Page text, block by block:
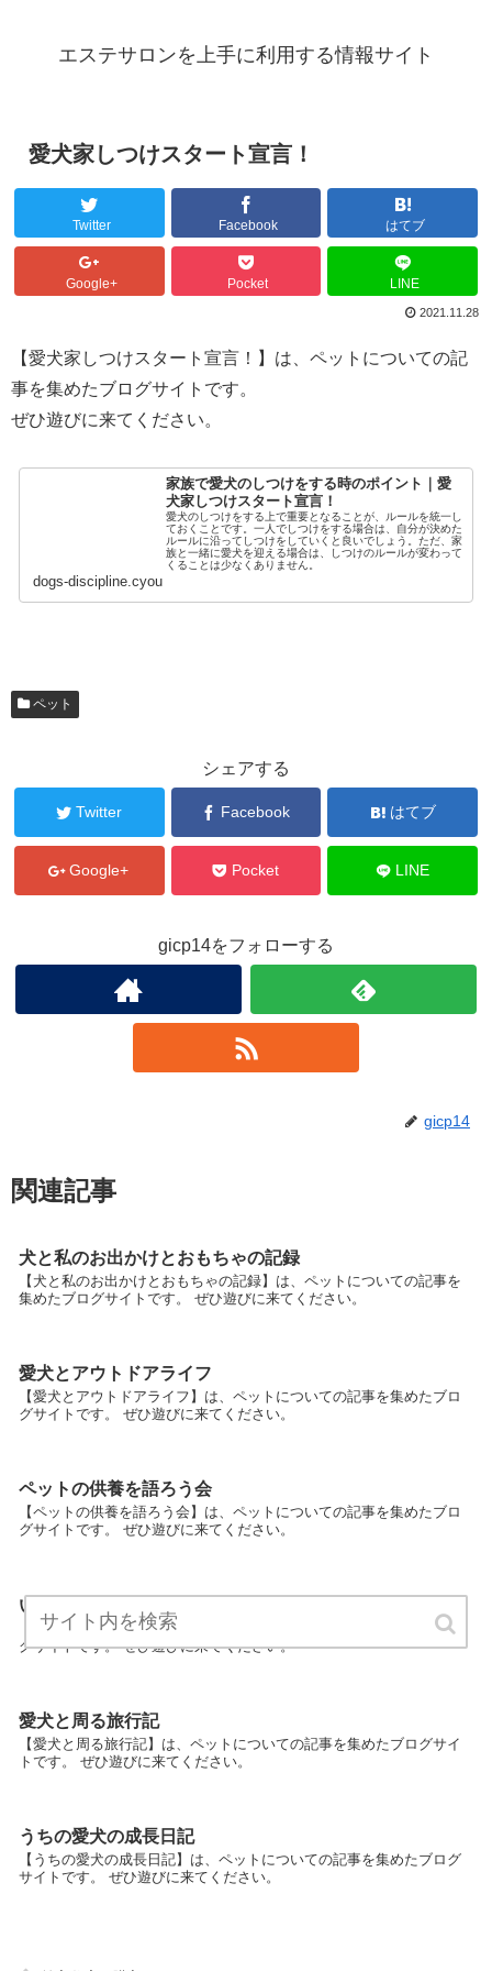
エステサロンを上手に利用する情報サイト
愛犬家しつけスタート宣言！
Twitter Facebook はてブ
Google+ Pocket LINE
2021.11.28
【愛犬家しつけスタート宣言！】は、ペットについての記
事を集めたブログサイトです。
ぜひ遊びに来てください。
家族で愛犬のしつけをする時のポイント｜愛
犬家しつけスタート宣言！
愛犬のしつけをする上で重要となることが、ルールを統一し
ておくことです。一人でしつけをする場合は、自分が決めた
ルールに沿ってしつけをしていくと良いでしょう。ただ、家
族と一緒に愛犬を迎える場合は、しつけのルールが変わって
くることは少なくありません。
dogs-discipline.cyou
ペット
シェアする
Twitter Facebook はてブ
Google+ Pocket LINE
gicp14をフォローする
gicp14
関連記事
犬と私のお出かけとおもちゃの記録
【犬と私のお出かけとおもちゃの記録】は、ペットについての記事を
集めたブログサイトです。 ぜひ遊びに来てください。
愛犬とアウトドアライフ
【愛犬とアウトドアライフ】は、ペットについての記事を集めたブロ
グサイトです。 ぜひ遊びに来てください。
ペットの供養を語ろう会
【ペットの供養を語ろう会】は、ペットについての記事を集めたブロ
グサイトです。 ぜひ遊びに来てください。
いぬが映える都会暮らし
【いぬが映える都会暮らし】は、ペットについての記事を集めたブロ
グサイトです。 ぜひ遊びに来てください。
愛犬と周る旅行記
【愛犬と周る旅行記】は、ペットについての記事を集めたブログサイ
トです。 ぜひ遊びに来てください。
うちの愛犬の成長日記
【うちの愛犬の成長日記】は、ペットについての記事を集めたブログ
サイトです。 ぜひ遊びに来てください。